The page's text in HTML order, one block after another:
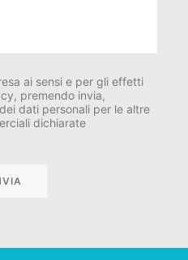
ai sensi e per gli effetti
premendo invia,
dati personali per le altre
dichiarate